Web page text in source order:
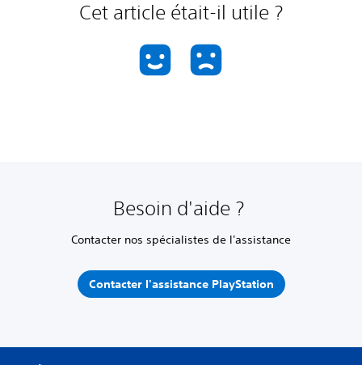
Cet article était-il utile ?
Besoin d'aide ?
Contacter nos spécialistes de l'assistance
Contacter l'assistance PlayStation